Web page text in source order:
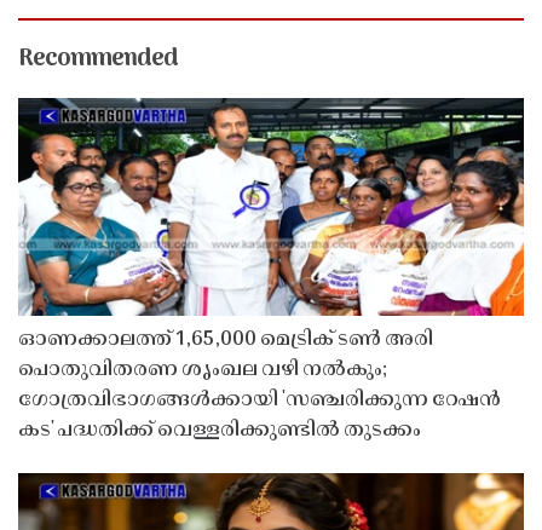
Recommended
ഓണക്കാലത്ത് 1,65,000 മെട്രിക് ടൺ അരി
പൊതുവിതരണ ശൃംഖല വഴി നൽകും;
ഗോത്രവിഭാഗങ്ങൾക്കായി 'സഞ്ചരിക്കുന്ന റേഷൻ
കട' പദ്ധതിക്ക് വെള്ളരിക്കുണ്ടിൽ തുടക്കം